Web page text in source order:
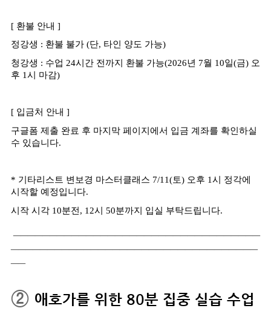
[ 환불 안내 ]
정강생 : 환불 불가 (단, 타인 양도 가능)
청강생 : 수업 24시간 전까지 환불 가능(2026년 7월 10일(금) 오
후 1시 마감)
[ 입금처 안내 ]
구글폼 제출 완료 후 마지막 페이지에서 입금 계좌를 확인하실
수 있습니다.
* 기타리스트 변보경 마스터클래스 7/11(토) 오후 1시 정각에
시작할 예정입니다.
시작 시각 10분전 , 12시 50분까지 입실 부탁드립니다.
② 애호가를 위한 80분 집중 실습 수업